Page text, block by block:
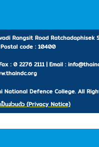
Rangsit Road
code : 10400
: 0 2276 2111 | Email :
National Defence College. All
ป็นส่วนตัว (Privacy Notice)